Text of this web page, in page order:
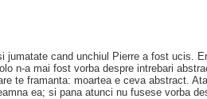
cand unchiul Pierre a fost ucis.
n-a mai fost vorba despre intrebari
te framanta: moartea e ceva abstract.
ea; si pana atunci nu fusese vorba